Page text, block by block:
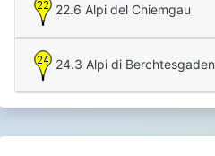
22.6 Alpi del Chiemgau
24.3 Alpi di Berchtesgaden